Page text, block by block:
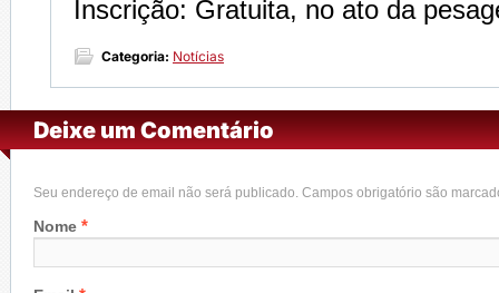
Inscrição: Gratuita, no ato da
Categoria: Notícias
Deixe um Comentário
Seu endereço de email não será publicado. Campos obrigatório são
Nome *